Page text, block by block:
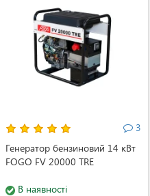
3
Генератор бензиновий 14 кВт
FOGO FV 20000 TRE
В наявності